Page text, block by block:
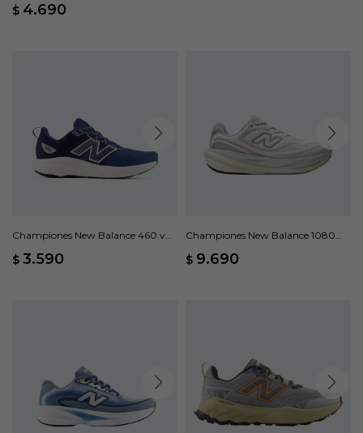
$ 4.690
Championes New Balance 460 v4
$ 3.590
Championes New Balance 1080
$ 9.690